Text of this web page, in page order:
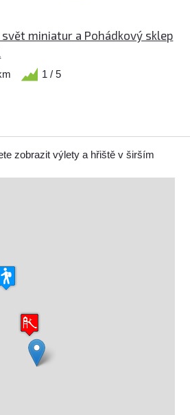
miniatur a Pohádkový sklep
1 / 5
zobrazit výlety a hřiště v širším